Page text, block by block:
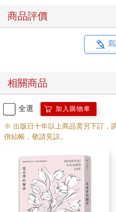
商品評價
相關商品
全選 加入購物車
※ 出版日十年以上商品需另下訂，
併結帳，敬請見諒。